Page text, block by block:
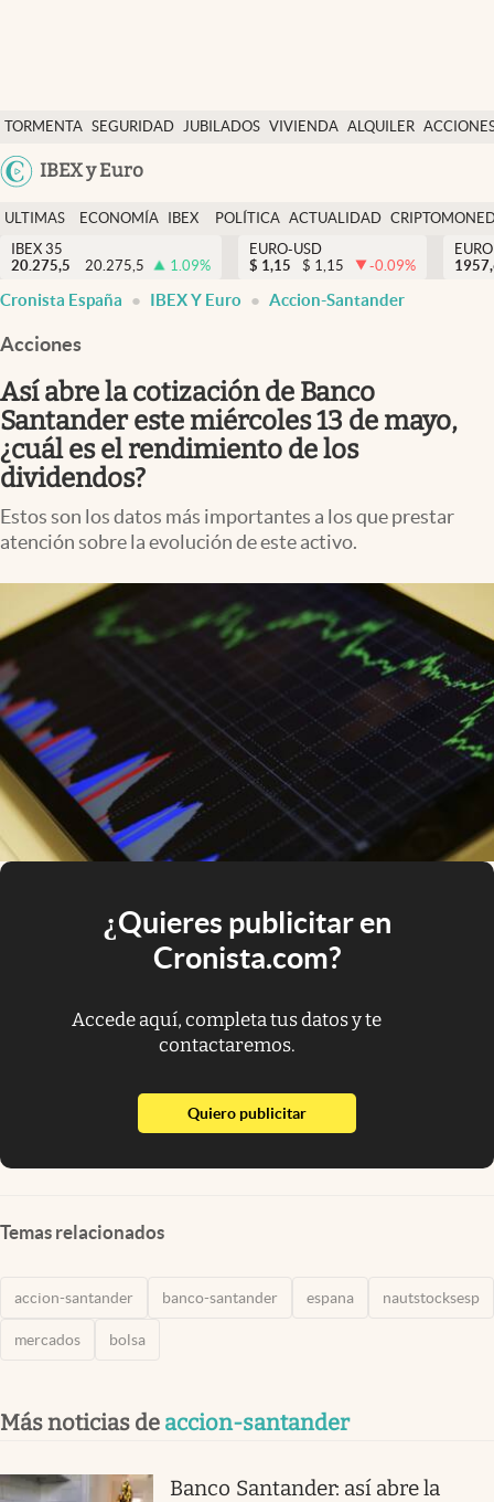
TORMENTA SEGURIDAD JUBILADOS VIVIENDA ALQUILER
IBEX y Euro
Economía y finanzas
Política
Actualidad
Criptomonedas
España
ULTIMAS
NOTICIAS
ECONOMÍA
FINANZAS
IBEX
EURO
POLÍTICA ACTUALIDAD
IBEX 35
20.275,5
20.275,5 1.09%
EURO-USD
$ 1,15 $ 1,15 -0.09%
Cronista España IBEX Y Euro Accion-Santander
Acciones
Así abre la cotización de Banco
Santander este miércoles 13 de mayo,
¿cuál es el rendimiento de los
dividendos?
Estos son los datos más importantes a los que prestar
atención sobre la evolución de este activo.
¿Quieres publicitar en
Cronista.com?
Accede aquí, completa tus datos y te
contactaremos.
Quiero publicitarabre en nueva pestaña
Temas relacionados
accion-santander banco-santander espana nautstocksesp
mercados bolsa
Más noticias de accion-santander
Banco Santander: así abre la